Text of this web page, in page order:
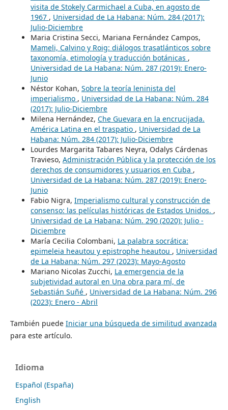
visita de Stokely Carmichael a Cuba, en agosto de
1967 , Universidad de La Habana: Núm. 284 (2017):
Julio-Diciembre
Maria Cristina Secci, Mariana Fernández Campos,
Mameli, Calvino y Roig: diálogos trasatlánticos sobre
taxonomía, etimología y traducción botánicas ,
Universidad de La Habana: Núm. 287 (2019): Enero-
Junio
Néstor Kohan, Sobre la teoría leninista del
imperialismo , Universidad de La Habana: Núm. 284
(2017): Julio-Diciembre
Milena Hernández, Che Guevara en la encrucijada.
América Latina en el traspatio , Universidad de La
Habana: Núm. 284 (2017): Julio-Diciembre
Lourdes Margarita Tabares Neyra, Odalys Cárdenas
Travieso, Administración Pública y la protección de los
derechos de consumidores y usuarios en Cuba ,
Universidad de La Habana: Núm. 287 (2019): Enero-
Junio
Fabio Nigra, Imperialismo cultural y construcción de
consenso: las películas históricas de Estados Unidos. ,
Universidad de La Habana: Núm. 290 (2020): Julio -
Diciembre
María Cecilia Colombani, La palabra socrática:
epimeleia heautou y epistrophe heautou , Universidad
de La Habana: Núm. 297 (2023): Mayo-Agosto
Mariano Nicolas Zucchi, La emergencia de la
subjetividad autoral en Una obra para mí, de
Sebastián Suñé , Universidad de La Habana: Núm. 296
(2023): Enero - Abril
También puede Iniciar una búsqueda de similitud avanzada
para este artículo.
Idioma
Español (España)
English